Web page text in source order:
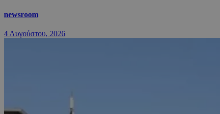
newsroom
4 Αυγούστου, 2026